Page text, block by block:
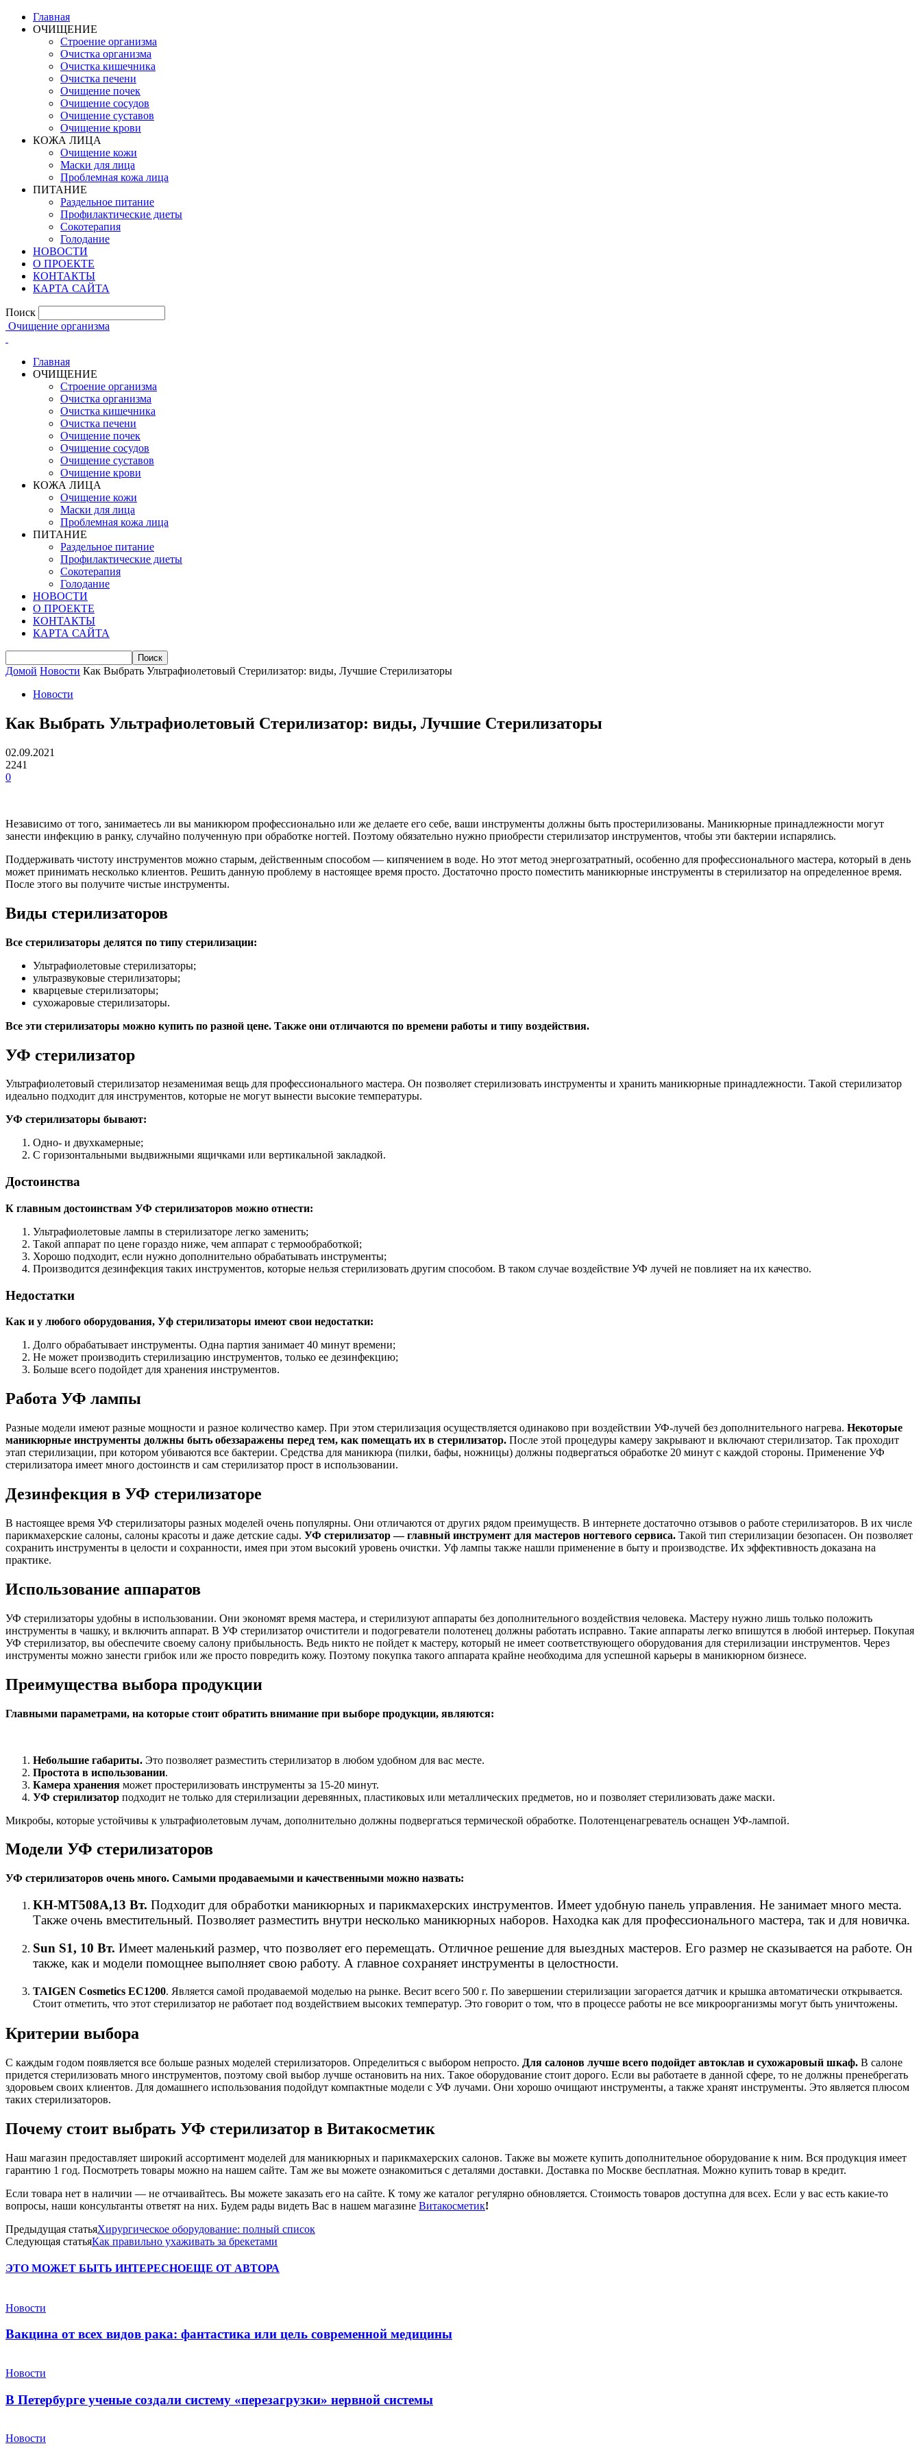
Главная
ОЧИЩЕНИЕ
Строение организма
Очистка организма
Очистка кишечника
Очистка печени
Очищение почек
Очищение сосудов
Очищение суставов
Очищение крови
КОЖА ЛИЦА
Очищение кожи
Маски для лица
Проблемная кожа лица
ПИТАНИЕ
Раздельное питание
Профилактические диеты
Сокотерапия
Голодание
НОВОСТИ
О ПРОЕКТЕ
КОНТАКТЫ
КАРТА САЙТА
Поиск
Очищение организма
Главная
ОЧИЩЕНИЕ
Строение организма
Очистка организма
Очистка кишечника
Очистка печени
Очищение почек
Очищение сосудов
Очищение суставов
Очищение крови
КОЖА ЛИЦА
Очищение кожи
Маски для лица
Проблемная кожа лица
ПИТАНИЕ
Раздельное питание
Профилактические диеты
Сокотерапия
Голодание
НОВОСТИ
О ПРОЕКТЕ
КОНТАКТЫ
КАРТА САЙТА
Домой Новости Как Выбрать Ультрафиолетовый Стерилизатор: виды, Лучшие Стерилизаторы
Новости
Как Выбрать Ультрафиолетовый Стерилизатор: виды, Лучшие Стерилизаторы
02.09.2021
2241
0
Независимо от того, занимаетесь ли вы маникюром профессионально или же делаете его себе, ваши инструменты должны быть простерилизованы. Маникюрные принадлежности могут
занести инфекцию в ранку, случайно полученную при обработке ногтей. Поэтому обязательно нужно приобрести стерилизатор инструментов, чтобы эти бактерии испарялись.
Поддерживать чистоту инструментов можно старым, действенным способом — кипячением в воде. Но этот метод энергозатратный, особенно для профессионального мастера, который в день
может принимать несколько клиентов. Решить данную проблему в настоящее время просто. Достаточно просто поместить маникюрные инструменты в стерилизатор на определенное время.
После этого вы получите чистые инструменты.
Виды стерилизаторов
Все стерилизаторы делятся по типу стерилизации:
Ультрафиолетовые стерилизаторы;
ультразвуковые стерилизаторы;
кварцевые стерилизаторы;
сухожаровые стерилизаторы.
Все эти стерилизаторы можно купить по разной цене. Также они отличаются по времени работы и типу воздействия.
УФ стерилизатор
Ультрафиолетовый стерилизатор незаменимая вещь для профессионального мастера. Он позволяет стерилизовать инструменты и хранить маникюрные принадлежности. Такой стерилизатор
идеально подходит для инструментов, которые не могут вынести высокие температуры.
УФ стерилизаторы бывают:
Одно- и двухкамерные;
С горизонтальными выдвижными ящичками или вертикальной закладкой.
Достоинства
К главным достоинствам УФ стерилизаторов можно отнести:
Ультрафиолетовые лампы в стерилизаторе легко заменить;
Такой аппарат по цене гораздо ниже, чем аппарат с термообработкой;
Хорошо подходит, если нужно дополнительно обрабатывать инструменты;
Производится дезинфекция таких инструментов, которые нельзя стерилизовать другим способом. В таком случае воздействие УФ лучей не повлияет на их качество.
Недостатки
Как и у любого оборудования, Уф стерилизаторы имеют свои недостатки:
Долго обрабатывает инструменты. Одна партия занимает 40 минут времени;
Не может производить стерилизацию инструментов, только ее дезинфекцию;
Больше всего подойдет для хранения инструментов.
Работа УФ лампы
Разные модели имеют разные мощности и разное количество камер. При этом стерилизация осуществляется одинаково при воздействии УФ-лучей без дополнительного нагрева. Некоторые
маникюрные инструменты должны быть обеззаражены перед тем, как помещать их в стерилизатор. После этой процедуры камеру закрывают и включают стерилизатор. Так проходит
этап стерилизации, при котором убиваются все бактерии. Средства для маникюра (пилки, бафы, ножницы) должны подвергаться обработке 20 минут с каждой стороны. Применение УФ
стерилизатора имеет много достоинств и сам стерилизатор прост в использовании.
Дезинфекция в УФ стерилизаторе
В настоящее время УФ стерилизаторы разных моделей очень популярны. Они отличаются от других рядом преимуществ. В интернете достаточно отзывов о работе стерилизаторов. В их числе
парикмахерские салоны, салоны красоты и даже детские сады. УФ стерилизатор—главный инструмент для мастеров ногтевого сервиса. Такой тип стерилизации безопасен. Он позволяет
сохранить инструменты в целости и сохранности, имея при этом высокий уровень очистки. Уф лампы также нашли применение в быту и производстве. Их эффективность доказана на
практике.
Использование аппаратов
УФ стерилизаторы удобны в использовании. Они экономят время мастера, и стерилизуют аппараты без дополнительного воздействия человека. Мастеру нужно лишь только положить
инструменты в чашку, и включить аппарат. В УФ стерилизатор очистители и подогреватели полотенец должны работать исправно. Такие аппараты легко впишутся в любой интерьер. Покупая
УФ стерилизатор, вы обеспечите своему салону прибыльность. Ведь никто не пойдет к мастеру, который не имеет соответствующего оборудования для стерилизации инструментов. Через
инструменты можно занести грибок или же просто повредить кожу. Поэтому покупка такого аппарата крайне необходима для успешной карьеры в маникюрном бизнесе.
Преимущества выбора продукции
Главными параметрами, на которые стоит обратить внимание при выборе продукции, являются:
Небольшие габариты. Это позволяет разместить стерилизатор в любом удобном для вас месте.
Простота в использовании.
Камера хранения может простерилизовать инструменты за 15-20 минут.
УФ стерилизатор подходит не только для стерилизации деревянных, пластиковых или металлических предметов, но и позволяет стерилизовать даже маски.
Микробы, которые устойчивы к ультрафиолетовым лучам, дополнительно должны подвергаться термической обработке. Полотенценагреватель оснащен УФ-лампой.
Модели УФ стерилизаторов
УФ стерилизаторов очень много. Самыми продаваемыми и качественными можно назвать:
KH-MT508A,13 Вт. Подходит для обработки маникюрных и парикмахерских инструментов. Имеет удобную панель управления. Не занимает много места.
Также очень вместительный. Позволяет разместить внутри несколько маникюрных наборов. Находка как для профессионального мастера, так и для новичка.
Sun S1, 10 Вт. Имеет маленький размер, что позволяет его перемещать. Отличное решение для выездных мастеров. Его размер не сказывается на работе. Он
также, как и модели помощнее выполняет свою работу. А главное сохраняет инструменты в целостности.
TAIGEN Cosmetics EC1200. Является самой продаваемой моделью на рынке. Весит всего 500 г. По завершении стерилизации загорается датчик и крышка автоматически открывается.
Стоит отметить, что этот стерилизатор не работает под воздействием высоких температур. Это говорит о том, что в процессе работы не все микроорганизмы могут быть уничтожены.
Критерии выбора
С каждым годом появляется все больше разных моделей стерилизаторов. Определиться с выбором непросто. Для салонов лучше всего подойдет автоклав и сухожаровый шкаф. В салоне
придется стерилизовать много инструментов, поэтому свой выбор лучше остановить на них. Такое оборудование стоит дорого. Если вы работаете в данной сфере, то не должны пренебрегать
здоровьем своих клиентов. Для домашнего использования подойдут компактные модели с УФ лучами. Они хорошо очищают инструменты, а также хранят инструменты. Это является плюсом
таких стерилизаторов.
Почему стоит выбрать УФ стерилизатор в Витакосметик
Наш магазин предоставляет широкий ассортимент моделей для маникюрных и парикмахерских салонов. Также вы можете купить дополнительное оборудование к ним. Вся продукция имеет
гарантию 1 год. Посмотреть товары можно на нашем сайте. Там же вы можете ознакомиться с деталями доставки. Доставка по Москве бесплатная. Можно купить товар в кредит.
Если товара нет в наличии — не отчаивайтесь. Вы можете заказать его на сайте. К тому же каталог регулярно обновляется. Стоимость товаров доступна для всех. Если у вас есть какие-то
вопросы, наши консультанты ответят на них. Будем рады видеть Вас в нашем магазине Витакосметик!
Предыдущая статьяХирургическое оборудование: полный список
Следующая статьяКак правильно ухаживать за брекетами
ЭТО МОЖЕТ БЫТЬ ИНТЕРЕСНОЕЩЕ ОТ АВТОРА
Новости
Вакцина от всех видов рака: фантастика или цель современной медицины
Новости
В Петербурге ученые создали систему «перезагрузки» нервной системы
Новости